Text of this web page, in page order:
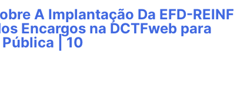
A Implantação Da EFD-REINF
Encargos na DCTFweb para
| 10